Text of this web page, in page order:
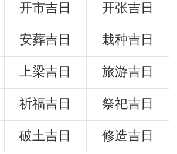
开市吉日 开张吉日
安葬吉日 栽种吉日
上梁吉日 旅游吉日
祈福吉日 祭祀吉日
破土吉日 修造吉日